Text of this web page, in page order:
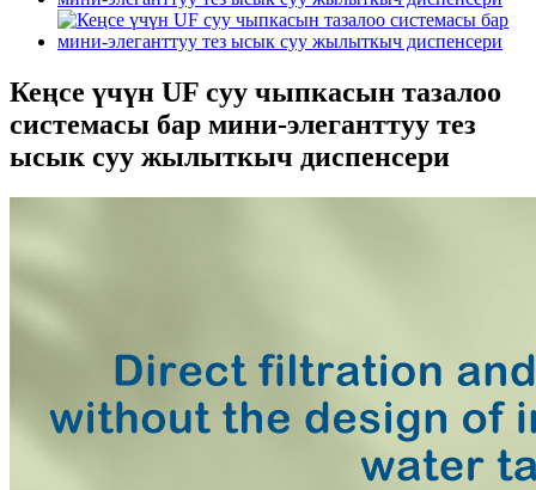
Кеңсе үчүн UF суу чыпкасын тазалоо
системасы бар мини-элеганттуу тез
ысык суу жылыткыч диспенсери